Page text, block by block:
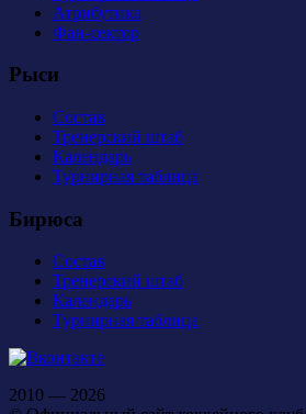
Атрибутика
Фан-сектор
Рыси
Состав
Тренерский штаб
Календарь
Турнирная таблица
Бирюса
Состав
Тренерский штаб
Календарь
Турнирная таблица
2010 — 2026